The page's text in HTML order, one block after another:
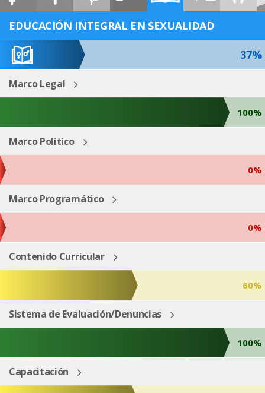
ESP ENG
EDUCACIÓN INTEGRAL EN SEXUALIDAD
37%
Marco Legal
100%
Marco Político
0%
Marco Programático
0%
Contenido Curricular
60%
Sistema de Evaluación/Denuncias
100%
Capacitación